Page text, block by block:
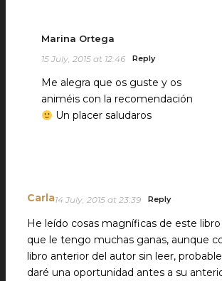
Marina Ortega
15 July, 2015 at 12:46 Reply
Me alegra que os guste y os
animéis con la recomendación
Un placer saludaros
Carla14 July, 2015 at 23:39 Reply
He leído cosas magníficas de este
que le tengo muchas ganas, aunque
libro anterior del autor sin leer,
daré una oportunidad antes a su